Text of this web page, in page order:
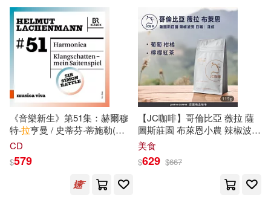
《音樂新生》第51集：赫爾穆
特·拉亨曼 / 史蒂芬·蒂施勒(獨
奏)/ 菅原幸子(獨奏) / 逸見智子
賽門·拉圖,馬蒂亞斯·赫爾曼賽
門·拉圖,馬蒂亞斯·赫爾曼 / /巴
伐利亞廣播交響樂團(Musica
CD
$579
【JC咖啡】哥倫比亞 薇拉 薩
圖斯莊園 布萊恩小農 辣椒波旁
日曬 咖啡豆1包│淺焙-1/4磅
(115g)莊園咖啡 新鮮烘焙
美食
$629 $667